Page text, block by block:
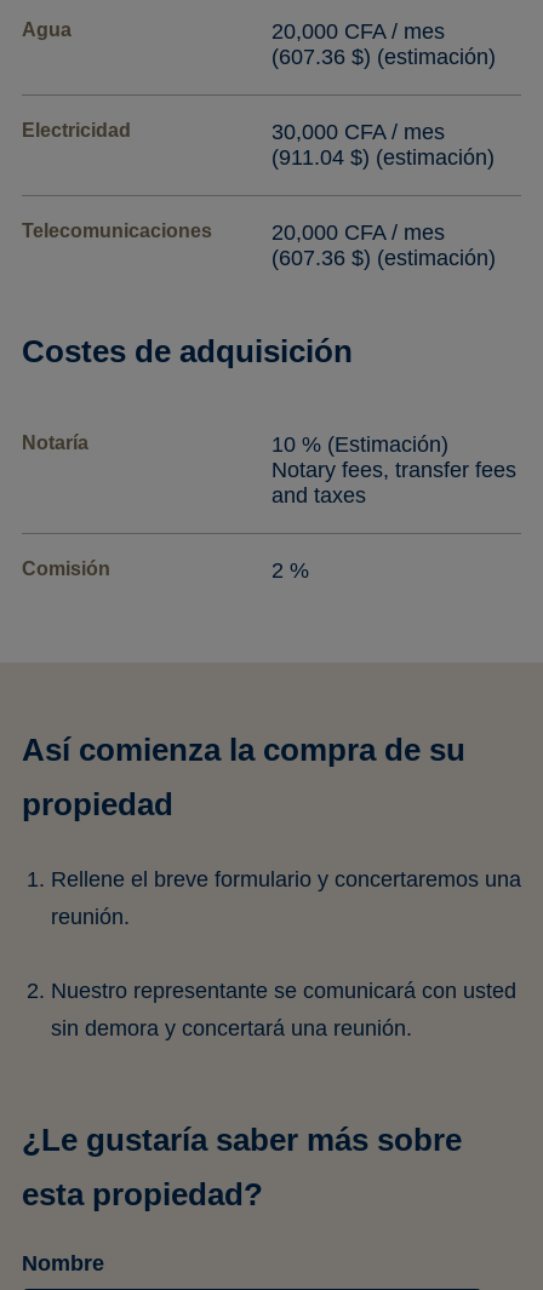
Agua
20,000 CFA / mes
(607.36 $) (estimación)
Electricidad
30,000 CFA / mes
(911.04 $) (estimación)
Telecomunicaciones
20,000 CFA / mes
(607.36 $) (estimación)
Costes de adquisición
Notaría
10 % (Estimación)
Notary fees, transfer fees
and taxes
Comisión 2 %
Así comienza la compra de su
propiedad
Rellene el breve formulario y concertaremos una
reunión.
Nuestro representante se comunicará con usted
sin demora y concertará una reunión.
¿Le gustaría saber más sobre
esta propiedad?
Nombre